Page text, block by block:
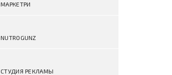
МАРКЕТРИ
NUTROGUNZ
СТУДИЯ РЕКЛАМЫ